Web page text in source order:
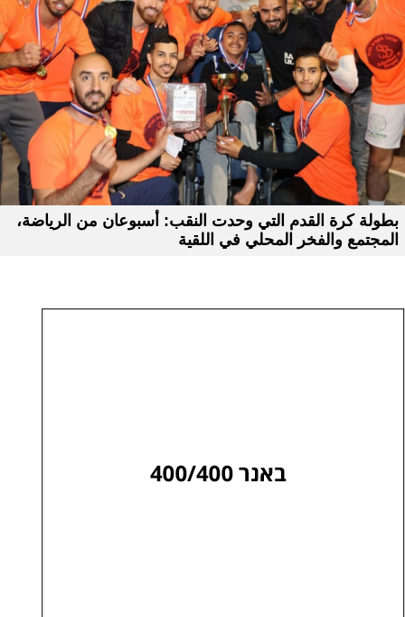
بطولة كرة القدم التي وحدت النقب: أسبوعان من الرياضة،
المجتمع والفخر المحلي في اللقية